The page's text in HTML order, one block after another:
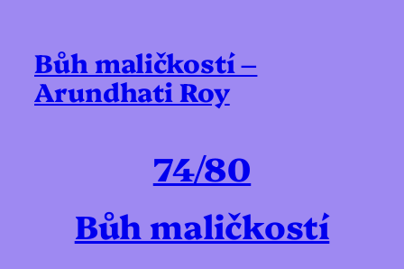
Bůh maličkostí –
Arundhati Roy
74/80
Bůh maličkostí